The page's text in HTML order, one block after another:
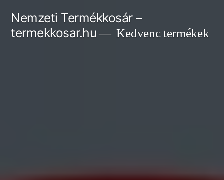
Nemzeti Termékkosár –
termekkosar.hu
Kedvenc termékek